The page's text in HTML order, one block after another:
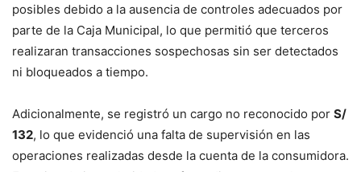
posibles debido a la ausencia de controles adecuados por
parte de la Caja Municipal, lo que permitió que terceros
realizaran transacciones sospechosas sin ser detectados
ni bloqueados a tiempo.
Adicionalmente, se registró un cargo no reconocido por S/
132, lo que evidenció una falta de supervisión en las
operaciones realizadas desde la cuenta de la consumidora.